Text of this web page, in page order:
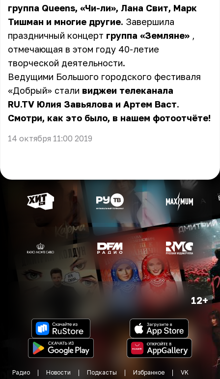
группа Queens, «Чи-ли», Лана Свит, Марк
Тишман и многие другие. Завершила
праздничный концерт группа «Земляне» ,
отмечающая в этом году 40-летие
творческой деятельности.
Ведущими Большого городского фестиваля
«Добрый» стали виджеи телеканала
RU.TV Юлия Завьялова и Артем Васт.
Смотри, как это было, в нашем фотоотчёте!
14 октября 11:00 2019
12+
Радио Новости Подкасты Избранное VK